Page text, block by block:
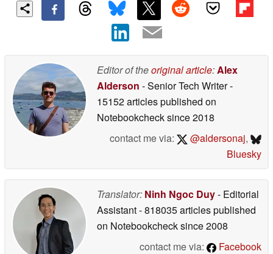
Editor of theoriginal article:Alex
Alderson - Senior Tech Writer-
15152 articles published on
Notebookchecksince 2018
contact me via:
@aldersonaj,
Bluesky
Translator: Ninh Ngoc Duy- Editorial
Assistant- 818035 articles published
on Notebookchecksince 2008
contact me via:
Facebook